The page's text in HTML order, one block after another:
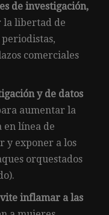
de investigación,
la libertad de
comerciales
y de datos
aumentar la
en línea de
y exponer a los
orquestados
inflamar a las